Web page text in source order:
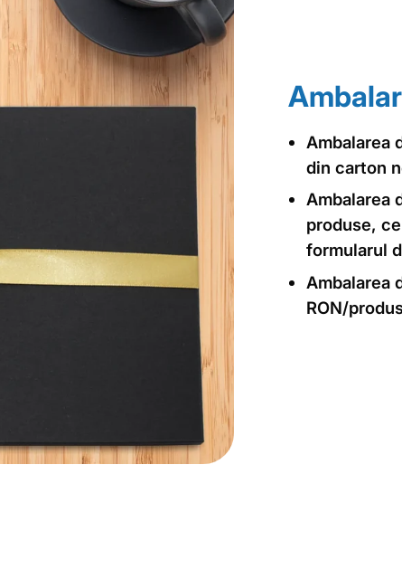
Ambalarea
din carton
Ambalarea
produse,
formularul
Ambalarea
RON/